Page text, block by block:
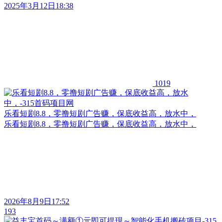
2025年3月12日18:38
1019
乐看短剧8.8，零撸短剧广告赚，保底收益高，放水中，
乐看短剧8.8，零撸短剧广告赚，保底收益高，放水中，
2026年8月9日17:52
193